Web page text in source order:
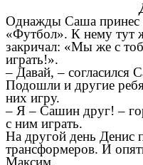
Однажды Саша принес
«Футбол». К нему тут
закричал: «Мы же с
играть!».
– Давай, – согласился
Подошли и другие
них игру.
– Я – Сашин друг! –
с ним играть.
На другой день Денис
трансформеров. И
Максим.